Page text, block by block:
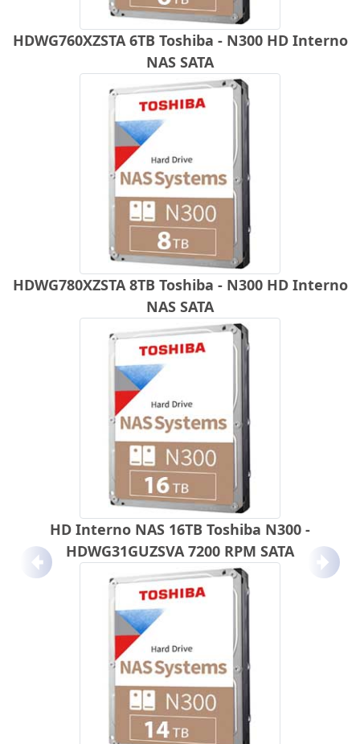
HDWG760XZSTA 6TB Toshiba - N300 HD Interno
NAS SATA
HDWG780XZSTA 8TB Toshiba - N300 HD Interno
NAS SATA
HD Interno NAS 16TB Toshiba N300 -
HDWG31GUZSVA 7200 RPM SATA
Anterior